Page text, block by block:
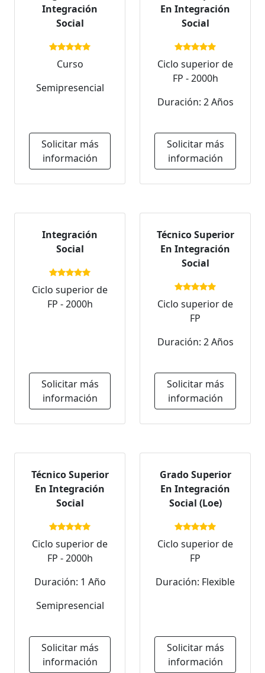
Integración
Social
Curso
Semipresencial
Solicitar más
información
En Integración
Social
Ciclo superior de
FP - 2000h
Duración: 2 Años
Solicitar más
información
Integración
Social
Ciclo superior de
FP - 2000h
Solicitar más
información
Técnico Superior
En Integración
Social
Ciclo superior de
FP
Duración: 2 Años
Solicitar más
información
Técnico Superior
En Integración
Social
Ciclo superior de
FP - 2000h
Duración: 1 Año
Semipresencial
Solicitar más
información
Grado Superior
En Integración
Social (Loe)
Ciclo superior de
FP
Duración: Flexible
Solicitar más
información